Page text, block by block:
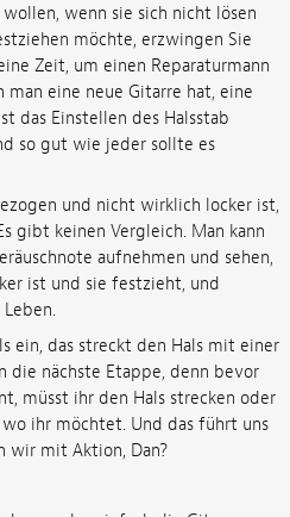
wenn sie sich nicht lösen
möchte, erzwingen Sie
Zeit, um einen Reparaturmann
man eine neue Gitarre hat, eine
das Einstellen des Halsstab
so gut wie jeder sollte es
und nicht wirklich locker ist,
gibt keinen Vergleich. Man kann
aufnehmen und sehen,
ist und sie festzieht, und
ein, das streckt den Hals mit einer
die nächste Etappe, denn bevor
müsst ihr den Hals strecken oder
ihr möchtet. Und das führt uns
wir mit Aktion, Dan?